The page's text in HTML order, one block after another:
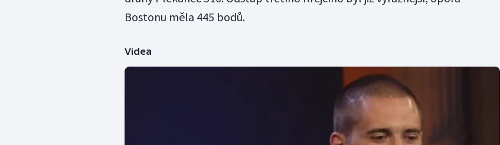
Bostonu měla 445 bodů.
Videa